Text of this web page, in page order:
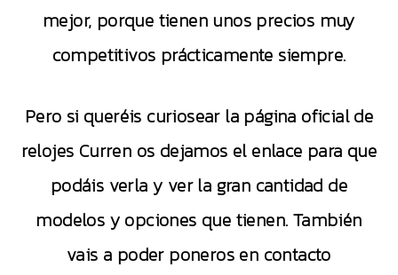
mejor, porque tienen unos precios muy
competitivos prácticamente siempre.
Pero si queréis curiosear la página oficial de
relojes Curren os dejamos el enlace para que
podáis verla y ver la gran cantidad de
modelos y opciones que tienen. También
vais a poder poneros en contacto